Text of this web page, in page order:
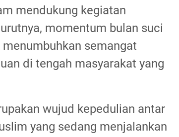
mendukung kegiatan
momentum bulan suci
semangat
di tengah masyarakat yang
wujud kepedulian antar
yang sedang menjalankan